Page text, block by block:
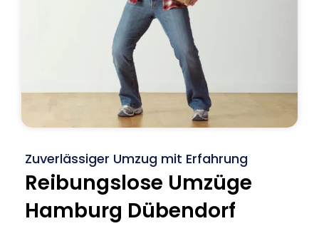
Zuverlässiger Umzug mit Erfahrung
Reibungslose Umzüge
Hamburg Dübendorf